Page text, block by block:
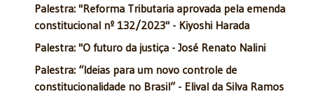
Palestra: "Reforma Tributaria aprovada pela emenda
constitucional nº 132/2023" - Kiyoshi Harada
Palestra: "O futuro da justiça - José Renato Nalini
Palestra: “Ideias para um novo controle de
constitucionalidade no Brasil” - Elival da Silva Ramos